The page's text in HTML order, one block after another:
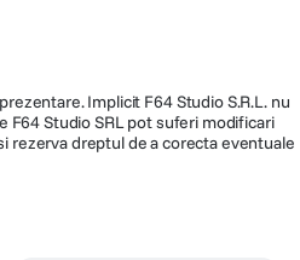
Implicit F64 Studio S.R.L. nu
F64 Studio SRL pot suferi modificari
rezerva dreptul de a corecta eventuale